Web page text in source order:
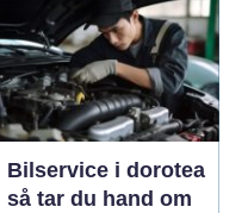
Bilservice i dorotea
så tar du hand om